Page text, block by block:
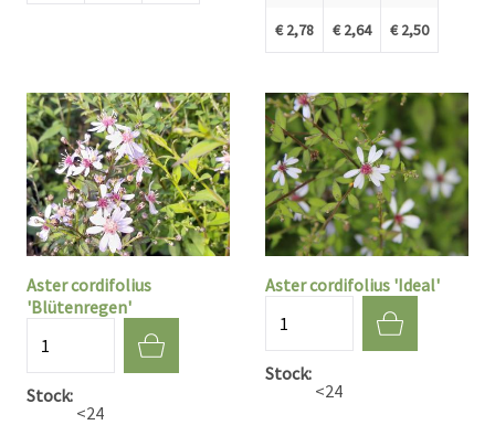
€ 2,78 € 2,64 € 2,50
Aster cordifolius
'Blütenregen'
Stock
<24
Aster cordifolius 'Ideal'
Stock
<24